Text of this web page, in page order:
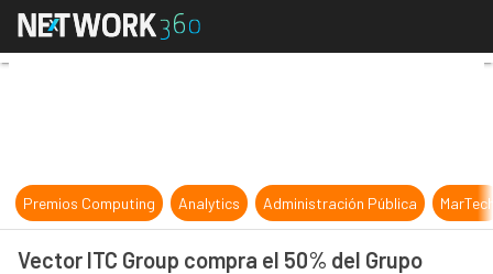
Vector ITC Group compra el 50%
Premios Computing Analytics Administración Pública
Vector ITC Group compra el 50% del Grupo